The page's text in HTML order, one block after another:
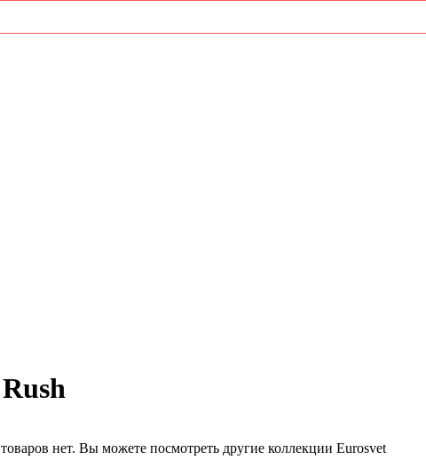
нет. Вы можете посмотреть другие коллекции Eurosvet